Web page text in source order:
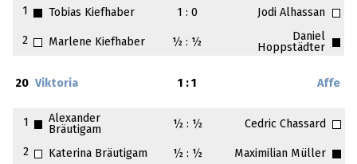
1 Tobias Kiefhaber 1 : 0 Jodi Alhassan
2 Marlene Kiefhaber ½ : ½
Daniel
Hoppstädter
20 Viktoria 1 : 1 Affe
1
Alexander
Bräutigam
½ : ½ Cedric Chassard
2 Katerina Bräutigam ½ : ½ Maximilian Müller